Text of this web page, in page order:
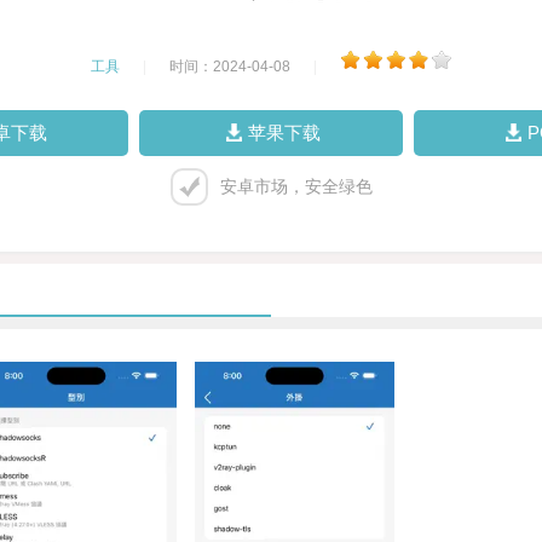
工具 时间：2024-04-08
下载 苹果下载
安卓市场，安全绿色